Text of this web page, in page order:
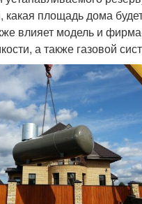
какая площадь дома
влияет модель и
а также газовой